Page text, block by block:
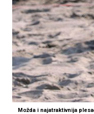
Možda i najatraktivnija